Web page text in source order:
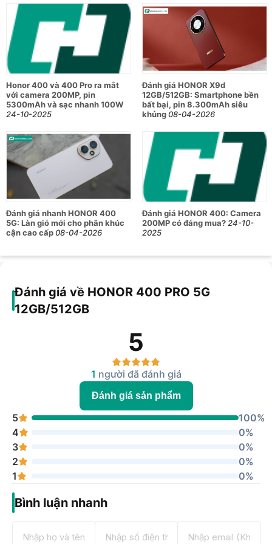
máy xử lý mượt mà mọi tác vụ, từ chơi game 3D, quay
phim 4K cho đến chỉnh sửa hình ảnh chuyên nghiệp.
Với RAM 12GB và bộ nhớ trong 512GB (khả dụng 489
GB), người dùng có thể lưu trữ hàng ngàn hình ảnh,
video, ứng dụng và tài liệu.
Dung lượng 6000mAh cùng công nghệ pin Silicon-
Carbon giúp máy hoạt động bền bỉ suốt ngày dài, có
hỗ trợ sạc không dây.
Thông số kỹ thuật của điện thoại HONOR
400 PRO 5G 12GB/512GB
Thông số
Chi tiết
Màu sắc
Xám và Đen
Kích thước
160.8 × 76.1 × 8.1 mm
Trọng lượng
~205g
Card đồ hoạ
MagicOS 9.0 (Android 15)
Màn hình
Công nghệ màn hình OLED
Độ phân giải 1.5K (1280 x 2800
Pixels)
Kính cường lực AGC DT-Star2 Plus
Camera sau
Chính 200 MP & Phụ 50 MP, 12 MP
Tính năng camera trước: Xóa phông,
Video hiển thị kép, Quay video Full
Honor 400 và 400 Pro ra mắt
với camera 200MP, pin
5300mAh và sạc nhanh 100W
24-10-2025
Đánh giá HONOR X9d
12GB/512GB: Smartphone bền
bất bại, pin 8.300mAh siêu
khủng08-04-2026
Đánh giá nhanh HONOR 400
5G: Làn gió mới cho phân khúc
cận cao cấp08-04-2026
Đánh giá HONOR 400: Camera
200MP có đáng mua?24-10-
2025
Đánh giá về HONOR 400 PRO 5G
12GB/512GB
5
1 người đã đánh giá
Đánh giá sản phẩm
5
100%
4
0%
3
0%
2
0%
1
0%
Bình luận nhanh